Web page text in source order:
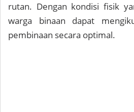
rutan. Dengan kondisi fisik
warga binaan dapat
pembinaan secara optimal.